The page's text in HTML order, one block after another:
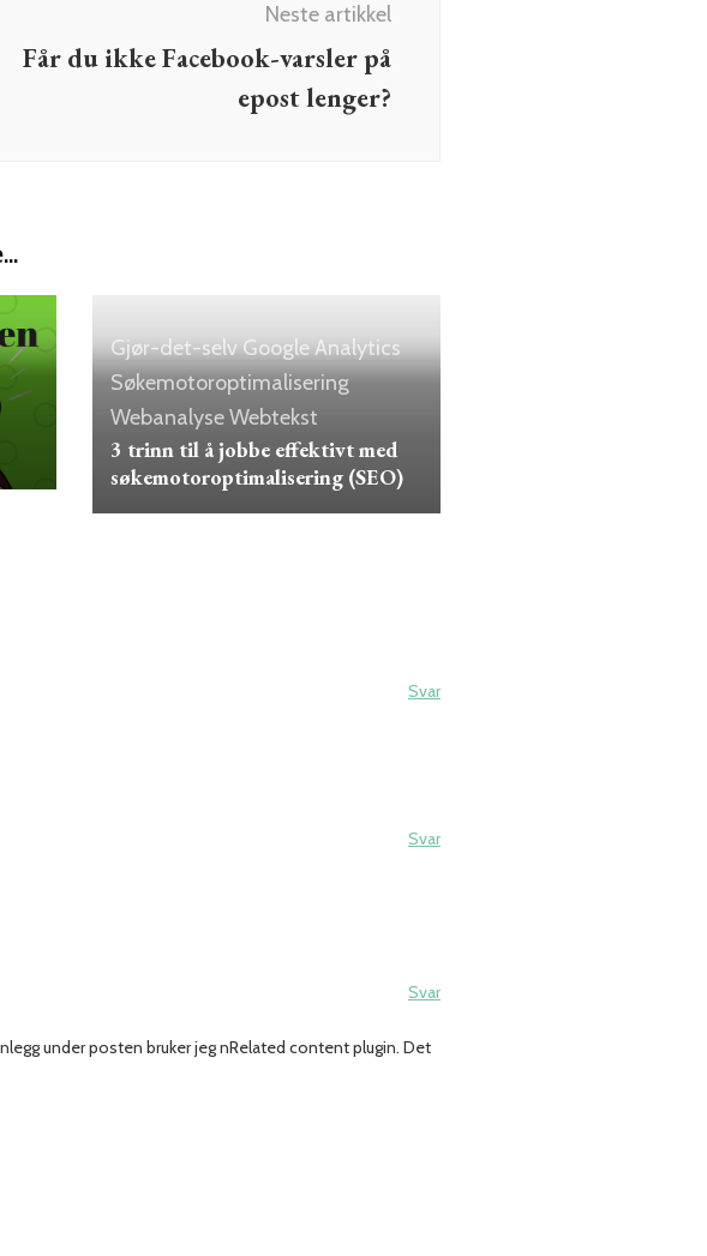
Neste artikkel
Får du ikke Facebook-varsler på
epost lenger?
Gjør-det-selvGoogle Analytics
Søkemotoroptimalisering
WebanalyseWebtekst
3 trinn til å jobbe effektivt med
søkemotoroptimalisering (SEO)
Svar
Svar
Svar
under posten bruker jeg nRelated content plugin. Det